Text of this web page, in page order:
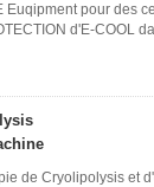
Euqipment pour des
d'E-COOL
de Cryolipolysis et